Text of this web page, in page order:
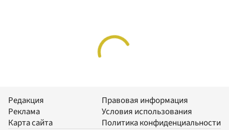
Редакция
Реклама
Карта сайта
Правовая информация
Условия использования
Политика конфиденциальности